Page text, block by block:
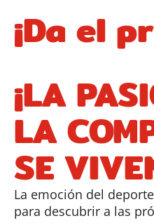
¡Da el
¡LA
LA
SE
La emoción del
para descubrir a las